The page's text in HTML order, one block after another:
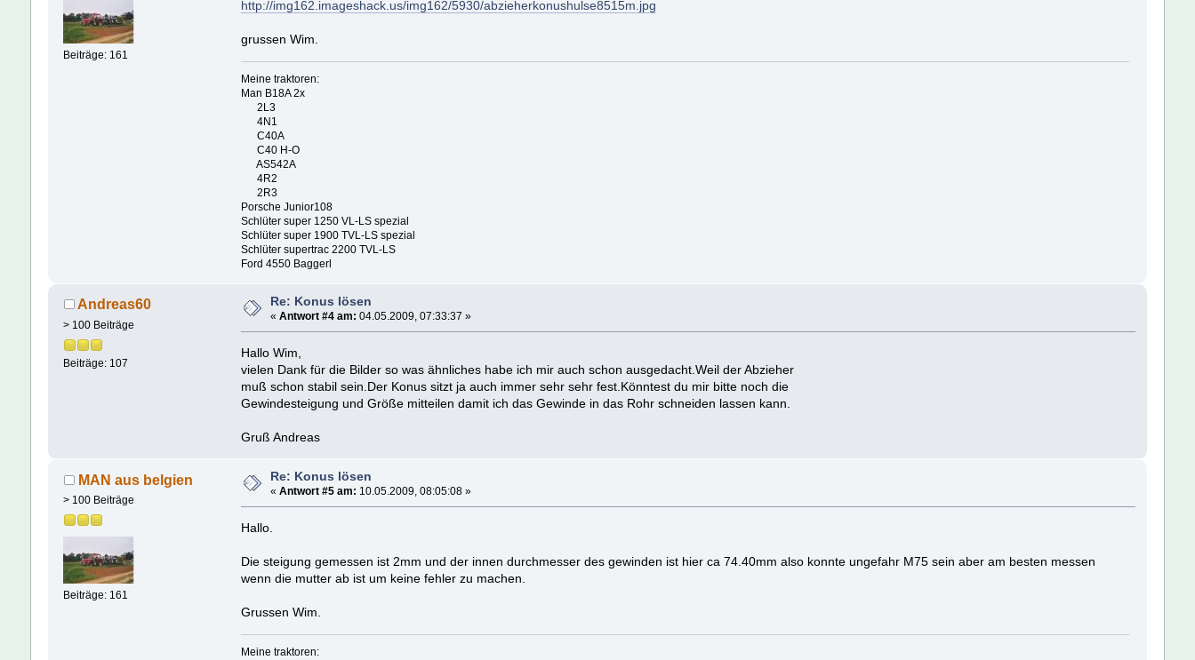
Beiträge: 161
http://img162.imageshack.us/img162/5930/abzieherkonushulse8515m.jpg
grussen Wim.
Meine traktoren:
Man B18A 2x
2L3
4N1
C40A
C40 H-O
AS542A
4R2
2R3
Porsche Junior108
Schlüter super 1250 VL-LS spezial
Schlüter super 1900 TVL-LS spezial
Schlüter supertrac 2200 TVL-LS
Ford 4550 Baggerl
Andreas60
> 100 Beiträge
Beiträge: 107
Re: Konus lösen
« Antwort #4 am: 04.05.2009, 07:33:37 »
Hallo Wim,
vielen Dank für die Bilder so was ähnliches habe ich mir auch schon ausgedacht.Weil der Abzieher
muß schon stabil sein.Der Konus sitzt ja auch immer sehr sehr fest.Könntest du mir bitte noch die
Gewindesteigung und Größe mitteilen damit ich das Gewinde in das Rohr schneiden lassen kann.
Gruß Andreas
MAN aus belgien
> 100 Beiträge
Beiträge: 161
Re: Konus lösen
« Antwort #5 am: 10.05.2009, 08:05:08 »
Hallo.
Die steigung gemessen ist 2mm und der innen durchmesser des gewinden ist hier ca 74.40mm also konnte ungefahr M75 sein aber am besten messen
wenn die mutter ab ist um keine fehler zu machen.
Grussen Wim.
Meine traktoren: